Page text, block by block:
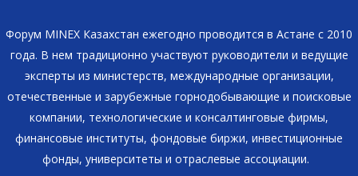
Форум MINEX Казахстан ежегодно проводится в Астане с 2010
года. В нем традиционно участвуют руководители и ведущие
эксперты из министерств, международные организации,
отечественные и зарубежные горнодобывающие и поисковые
компании, технологические и консалтинговые фирмы,
финансовые институты, фондовые биржи, инвестиционные
фонды, университеты и отраслевые ассоциации.